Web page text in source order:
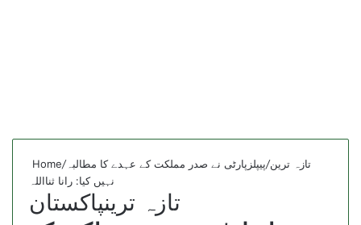
Home/ تازہ ترین/پیپلزپارٹی نے صدر مملکت کے عہدے کا مطالبہ
نہیں کیا: رانا ثنااللہ
تازہ ترینپاکستان